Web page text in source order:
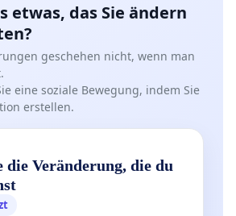
etwas, das Sie ändern
geschehen nicht, wenn man
eine soziale Bewegung, indem Sie
erstellen.
die Veränderung, die du